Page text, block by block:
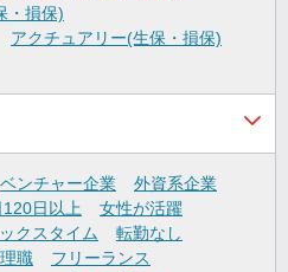
・損保)
アクチュアリー(生保・損保)
ベンチャー企業
外資系企業
日以上
女性が活躍
クスタイム
転勤なし
職
フリーランス